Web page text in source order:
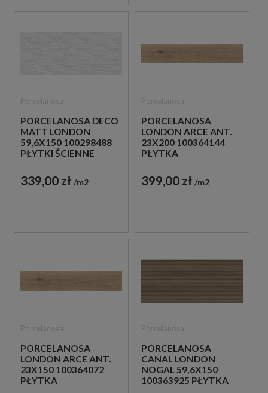
PORCELANOSA DECO
MATT LONDON
59,6X150 100298488
PŁYTKI ŚCIENNE
339,00 zł m2
PORCELANOSA
LONDON ARCE ANT.
23X200 100364144
PŁYTKA
DREWNOPODOBNA
399,00 zł m2
PORCELANOSA
LONDON ARCE ANT.
23X150 100364072
PŁYTKA
PORCELANOSA
CANAL LONDON
NOGAL 59,6X150
100363925 PŁYTKA